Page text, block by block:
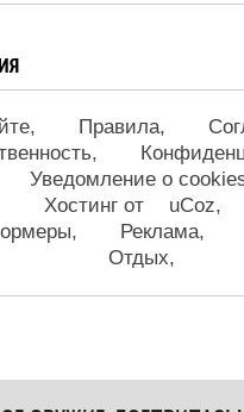
Правила
Уведомление о
Хостинг от
uCoz
Реклама
Отдых